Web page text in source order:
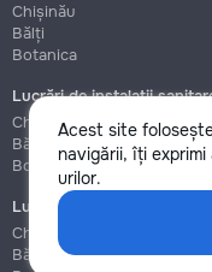
Acest site
navigării, îți
urilor.
Chișinău
Bălți
Botanica
Lucrări de instalații
Chișinău
Bălți
Botanica
Lucrări de construcție și
Chișinău
Bălți